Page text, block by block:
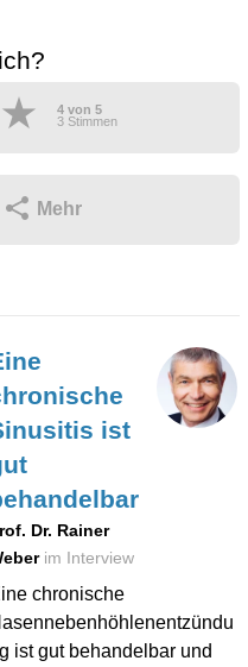
4 von 5
3 Stimmen
Mehr
ist
Dr. Rainer
im Interview
chronische
ist gut behandelbar und